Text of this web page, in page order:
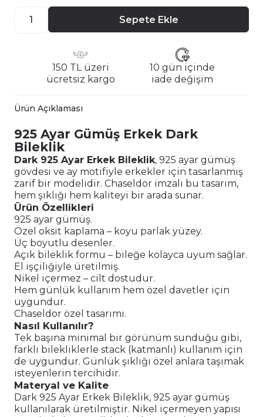
Sepete Ekle
150 TL üzeri
ücretsiz kargo
10 gün içinde
iade değişim
Ürün Açıklaması
925 Ayar Gümüş Erkek Dark
Bileklik
Dark 925 Ayar Erkek Bileklik, 925 ayar gümüş
gövdesi ve ay motifiyle erkekler için tasarlanmış
zarif bir modelidir. Chaseldor imzalı bu tasarım,
hem şıklığı hem kaliteyi bir arada sunar.
Ürün Özellikleri
925 ayar gümüş.
Özel oksit kaplama – koyu parlak yüzey.
Üç boyutlu desenler.
Açık bileklik formu – bileğe kolayca uyum sağlar.
El işçiliğiyle üretilmiş.
Nikel içermez – cilt dostudur.
Hem günlük kullanım hem özel davetler için
uygundur.
Chaseldor özel tasarımı.
Nasıl Kullanılır?
Tek başına minimal bir görünüm sunduğu gibi,
farklı bilekliklerle stack (katmanlı) kullanım için
de uygundur. Günlük şıklığı özel anlara taşımak
isteyenlerin tercihidir.
Materyal ve Kalite
Dark 925 Ayar Erkek Bileklik, 925 ayar gümüş
kullanılarak üretilmiştir. Nikel içermeyen yapısı